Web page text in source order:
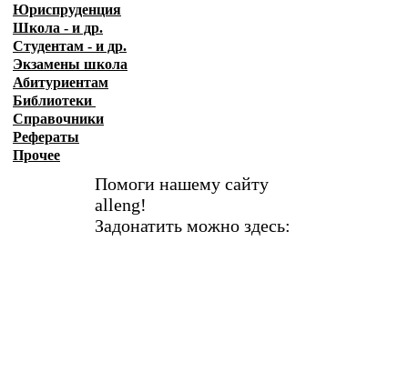
Юриспруденция
Школа - и др.
Студентам - и др.
Экзамены школа
Абитуриентам
Библиотеки
Справочники
Рефераты
Прочее
Помоги нашему сайту
alleng!
Задонатить можно здесь: